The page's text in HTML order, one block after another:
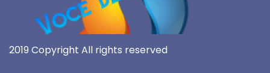
2019 Copyright All rights reserved